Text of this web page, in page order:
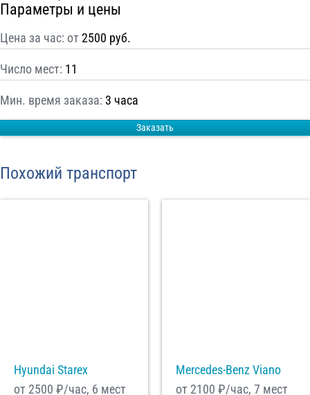
Параметры и цены
Цена за час: от2500 руб.
Число мест: 11
Мин. время заказа: 3 часа
Заказать
Похожий транспорт
Hyundai Starex
от 2500 ₽/час, 6 мест
Mercedes-Benz Viano
от 2100 ₽/час, 7 мест